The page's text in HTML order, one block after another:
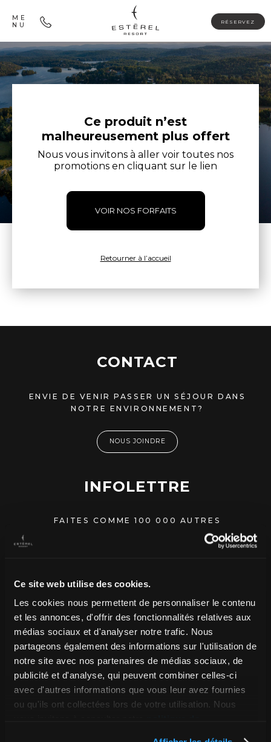
Ce site web utilise des cookies.
Les cookies nous permettent de personnaliser le contenu
et les annonces, d'offrir des fonctionnalités relatives aux
médias sociaux et d'analyser notre trafic. Nous
partageons également des informations sur l'utilisation de
notre site avec nos partenaires de médias sociaux, de
publicité et d'analyse, qui peuvent combiner celles-ci
avec d'autres informations que vous leur avez fournies
ou qu'ils ont collectées lors de votre utilisation. Nous
ME
NU
RÉSERVEZ
Ce produit n’est
malheureusement plus offert
Nous vous invitons à aller voir toutes nos
promotions en cliquant sur le lien
VOIR NOS FORFAITS
Retourner à l’accueil
CONTACT
ENVIE DE VENIR PASSER UN SÉJOUR DANS
NOTRE ENVIRONNEMENT?
NOUS JOINDRE
INFOLETTRE
FAITES COMME 100 000 AUTRES
PERSONNES ET RECEVEZ NOS OFFRES
DIRECTEMENT DANS VOTRE BOÎTE
INSCRIVEZ-VOUS
#INSPIRÉPARESTEREL
DU CONTENU ORIGINAL JUSTE POUR VOUS
NOTRE BLOGUE